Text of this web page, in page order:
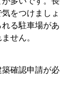
をつけましょ
る駐車場があ
せん。
確認申請が必